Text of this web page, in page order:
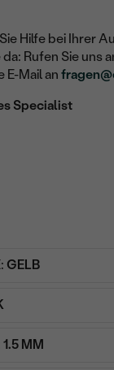
Hilfe bei Ihrer
Rufen Sie uns
E-Mail an
Specialist
GELB
1.5 MM